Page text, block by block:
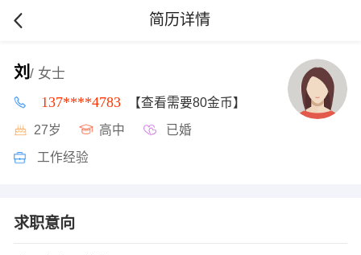
简历详情
刘 / 女士
137****4783 【查看需要80金币】
27岁 高中 已婚
工作经验
求职意向